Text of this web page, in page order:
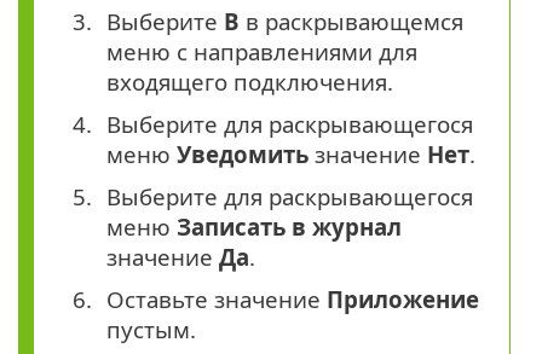
Выберите В в раскрывающемся
меню с направлениями для
входящего подключения.
Выберите для раскрывающегося
меню Уведомить значение Нет.
Выберите для раскрывающегося
меню Записать в журнал
значение Да.
Оставьте значение Приложение
пустым.